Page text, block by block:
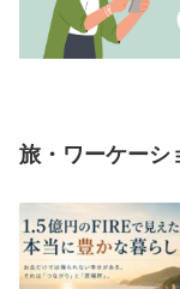
旅・ワーケーシ